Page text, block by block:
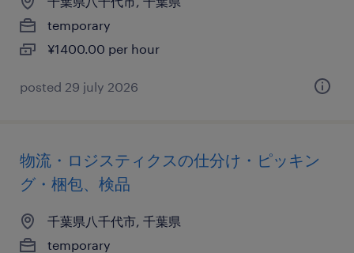
temporary
¥1400.00 per hour
posted 29 july 2026
物流・ロジスティクスの仕分け・ピッキン
グ・梱包、検品
千葉県八千代市, 千葉県
temporary